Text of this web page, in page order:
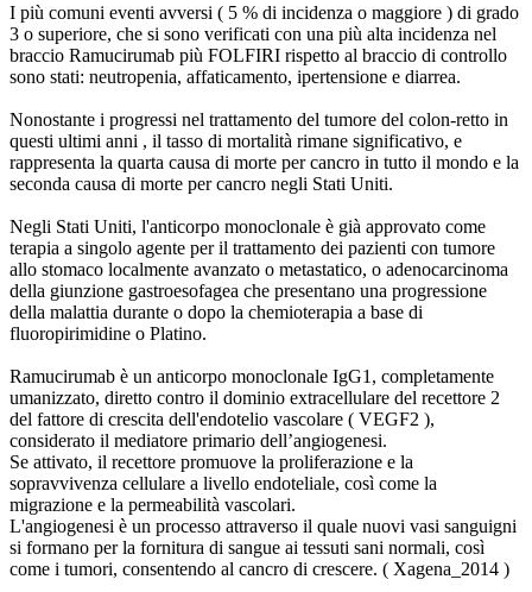
I più comuni eventi avversi ( 5 % di incidenza o maggiore ) di grado
3 o superiore, che si sono verificati con una più alta incidenza nel
braccio Ramucirumab più FOLFIRI rispetto al braccio di controllo
sono stati: neutropenia, affaticamento, ipertensione e diarrea.
Nonostante i progressi nel trattamento del tumore del colon-retto in
questi ultimi anni , il tasso di mortalità rimane significativo, e
rappresenta la quarta causa di morte per cancro in tutto il mondo e la
seconda causa di morte per cancro negli Stati Uniti.
Negli Stati Uniti, l'anticorpo monoclonale è già approvato come
terapia a singolo agente per il trattamento dei pazienti con tumore
allo stomaco localmente avanzato o metastatico, o adenocarcinoma
della giunzione gastroesofagea che presentano una progressione
della malattia durante o dopo la chemioterapia a base di
fluoropirimidine o Platino.
Ramucirumab è un anticorpo monoclonale IgG1, completamente
umanizzato, diretto contro il dominio extracellulare del recettore 2
del fattore di crescita dell'endotelio vascolare ( VEGF2 ),
considerato il mediatore primario dell’angiogenesi.
Se attivato, il recettore promuove la proliferazione e la
sopravvivenza cellulare a livello endoteliale, così come la
migrazione e la permeabilità vascolari.
L'angiogenesi è un processo attraverso il quale nuovi vasi sanguigni
si formano per la fornitura di sangue ai tessuti sani normali, così
come i tumori, consentendo al cancro di crescere. ( Xagena_2014 )